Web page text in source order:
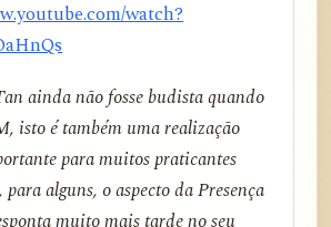
watch?
ainda não fosse budista quando
isto é também uma realização
para muitos praticantes
alguns, o aspecto da Presença